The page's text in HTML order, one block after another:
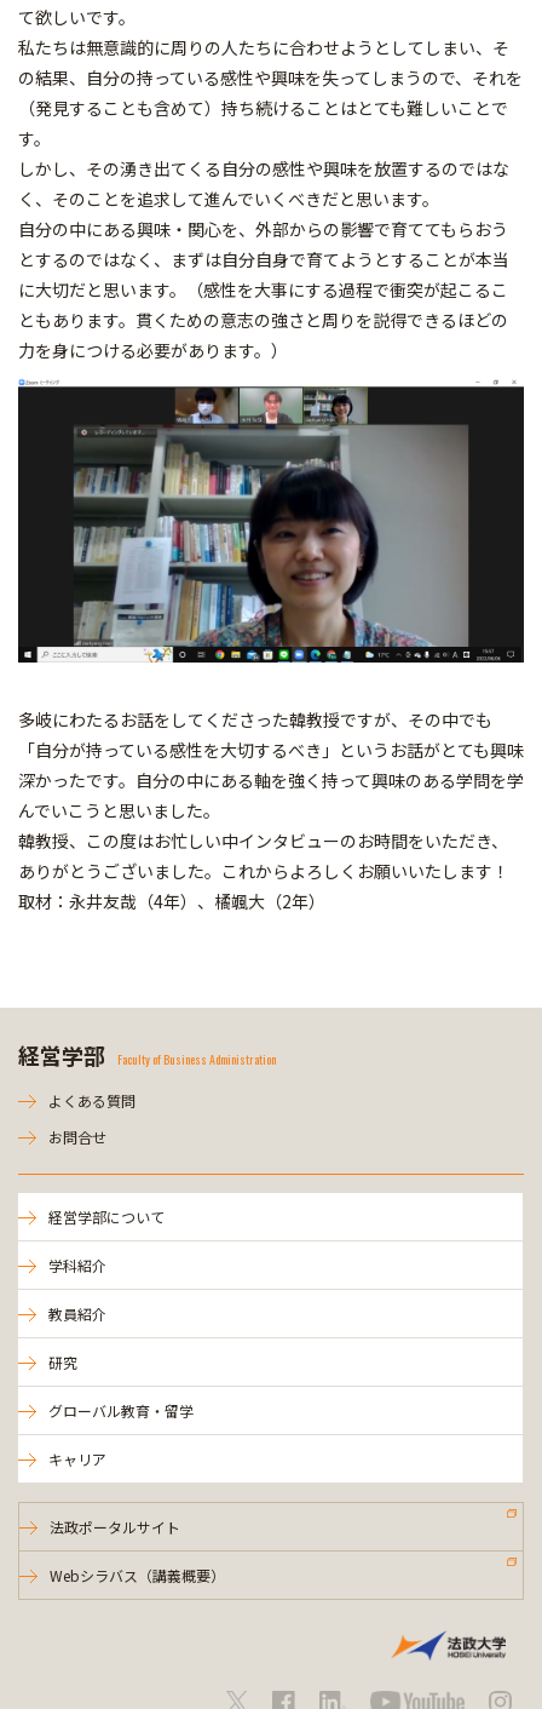
て欲しいです。
私たちは無意識的に周りの人たちに合わせようとしてしまい、そ
の結果、自分の持っている感性や興味を失ってしまうので、それを
（発見することも含めて）持ち続けることはとても難しいことで
す。
しかし、その湧き出てくる自分の感性や興味を放置するのではな
く、そのことを追求して進んでいくべきだと思います。
自分の中にある興味・関心を、外部からの影響で育ててもらおう
とするのではなく、まずは自分自身で育てようとすることが本当
に大切だと思います。（感性を大事にする過程で衝突が起こるこ
ともあります。貫くための意志の強さと周りを説得できるほどの
力を身につける必要があります。）
多岐にわたるお話をしてくださった韓教授ですが、その中でも
「自分が持っている感性を大切するべき」というお話がとても興味
深かったです。自分の中にある軸を強く持って興味のある学問を学
んでいこうと思いました。
韓教授、この度はお忙しい中インタビューのお時間をいただき、
ありがとうございました。これからよろしくお願いいたします！
取材：永井友哉（4年）、橘颯大（2年）
経営学部 Faculty of Business Administration
よくある質問
お問合せ
経営学部について
学科紹介
教員紹介
研究
グローバル教育・留学
キャリア
法政ポータルサイト
Webシラバス（講義概要）